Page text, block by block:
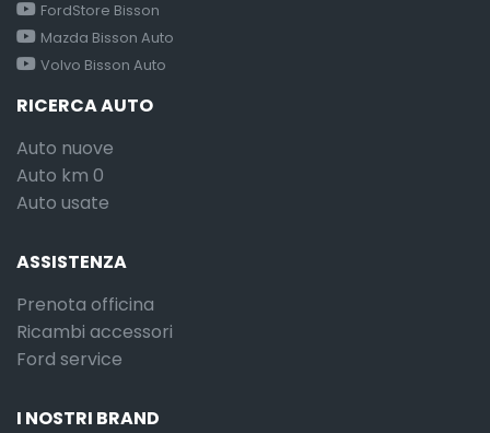
FordStore Bisson
Mazda Bisson Auto
Volvo Bisson Auto
RICERCA AUTO
Auto nuove
Auto km 0
Auto usate
ASSISTENZA
Prenota officina
Ricambi accessori
Ford service
I NOSTRI BRAND